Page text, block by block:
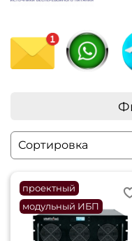
проектный
модульный ИБП